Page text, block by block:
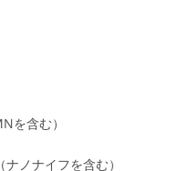
を含む）
ノナイフを含む）